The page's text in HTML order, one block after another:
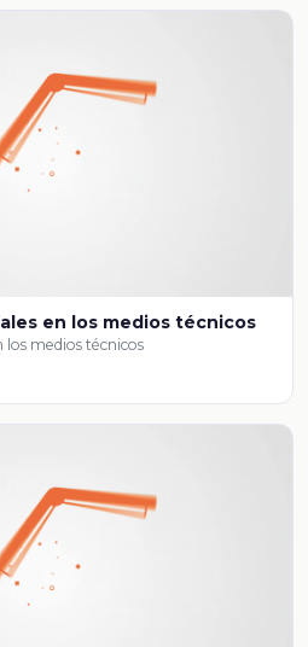
en los medios técnicos
los medios técnicos